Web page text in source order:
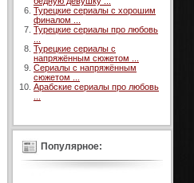
Турецкие сериалы с хорошим
финалом ...
Турецкие сериалы про любовь
Турецкие сериалы с
напряжённым сюжетом ...
Сериалы с напряжённым
сюжетом ...
Арабские сериалы про любовь
Популярное: